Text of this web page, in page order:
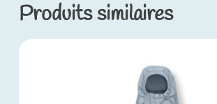
Produits similaires